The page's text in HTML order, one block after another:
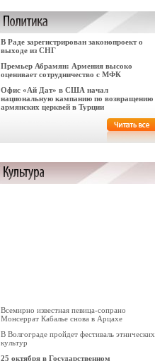
В Раде зарегистрирован законопроект о
выходе из СНГ
Премьер Абрамян: Армения высоко
оценивает сотрудничество с МФК
Офис «Ай Дат» в США начал
национальную кампанию по возвращению
армянских церквей в Турции
Всемирно известная певица-сопрано
Монсеррат Кабалье снова в Арцахе
В Волгограде пройдет фестиваль этнических
культур
25 октября в Государственном